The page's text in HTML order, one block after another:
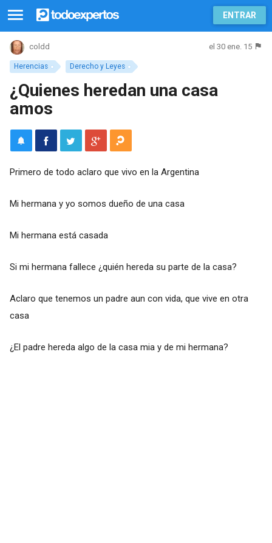
ENTRAR
Herencias Derecho y Leyes
coldd el 30 ene. 15
¿Quienes heredan una casa
amos
Primero de todo aclaro que vivo en la Argentina
Mi hermana y yo somos dueño de una casa
Mi hermana está casada
Si mi hermana fallece ¿quién hereda su parte de la casa?
Aclaro que tenemos un padre aun con vida, que vive en otra
casa
¿El padre hereda algo de la casa mia y de mi hermana?